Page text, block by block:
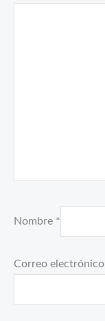
Nombre *
Correo electrónico